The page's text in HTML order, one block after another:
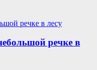
речке в